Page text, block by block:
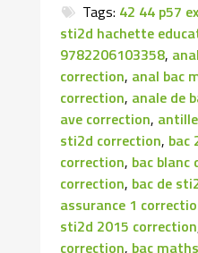
Tags: 42 44 p57
sti2d hachette
9782206103358,
correction, anal bac
correction, anale de
ave correction,
sti2d correction, bac
correction, bac
correction, bac de
assurance 1
sti2d 2015 correction
correction, bac